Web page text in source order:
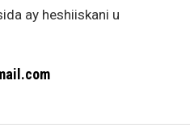
ay heshiiskani u